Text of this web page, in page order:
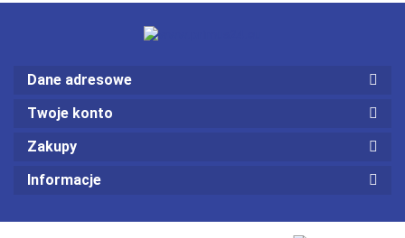
Dane adresowe
Twoje konto
Zakupy
Informacje